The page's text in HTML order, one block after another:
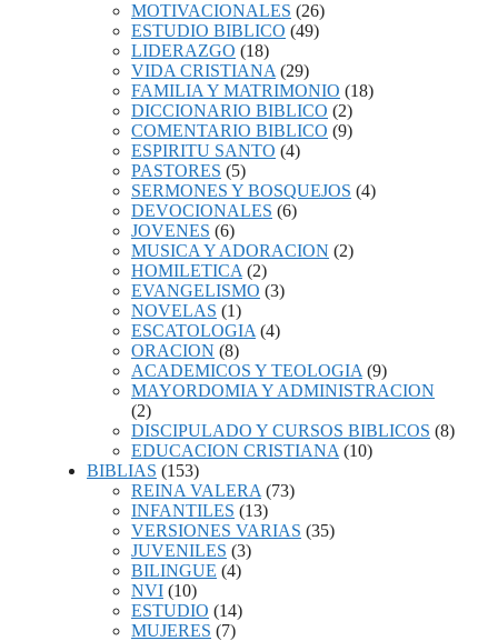
MOTIVACIONALES (26)
ESTUDIO BIBLICO (49)
LIDERAZGO (18)
VIDA CRISTIANA (29)
FAMILIA Y MATRIMONIO (18)
DICCIONARIO BIBLICO (2)
COMENTARIO BIBLICO (9)
ESPIRITU SANTO (4)
PASTORES (5)
SERMONES Y BOSQUEJOS (4)
DEVOCIONALES (6)
JOVENES (6)
MUSICA Y ADORACION (2)
HOMILETICA (2)
EVANGELISMO (3)
NOVELAS (1)
ESCATOLOGIA (4)
ORACION (8)
ACADEMICOS Y TEOLOGIA (9)
MAYORDOMIA Y ADMINISTRACION
(2)
DISCIPULADO Y CURSOS BIBLICOS (8)
EDUCACION CRISTIANA (10)
BIBLIAS (153)
REINA VALERA (73)
INFANTILES (13)
VERSIONES VARIAS (35)
JUVENILES (3)
BILINGUE (4)
NVI (10)
ESTUDIO (14)
MUJERES (7)